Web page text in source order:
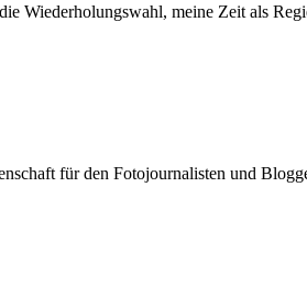
Wiederholungswahl, meine Zeit als
für den Fotojournalisten und